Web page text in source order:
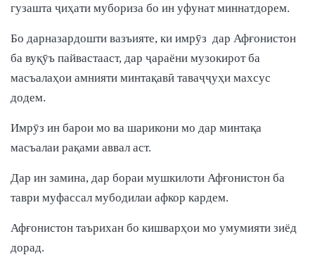
гузашта ҷиҳати мубориза бо ин уфунат миннатдорем.
Бо дарназардошти вазъияте, ки имрӯз дар Афғонистон
ба вуқӯъ пайвастааст, дар ҷараёни музокирот ба
масъалаҳои амнияти минтақавӣ таваҷҷуҳи махсус
додем.
Имрӯз ин барои мо ва шарикони мо дар минтақа
масъалаи рақами аввал аст.
Дар ин замина, дар бораи мушкилоти Афғонистон ба
таври муфассал мубодилаи афкор кардем.
Афғонистон таърихан бо кишварҳои мо умумияти зиёд
дорад.